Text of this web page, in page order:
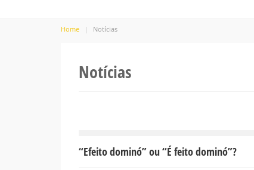
Home Notícias
Notícias
“Efeito dominó” ou “É feito dominó”?